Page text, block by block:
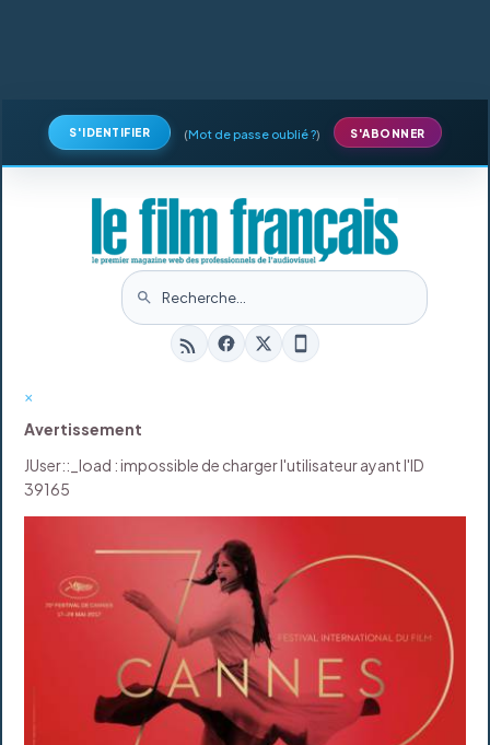
S'IDENTIFIER (Mot de passe oublié ?) S'ABONNER
×
Avertissement
JUser::_load : impossible de charger l'utilisateur ayant l'ID
39165